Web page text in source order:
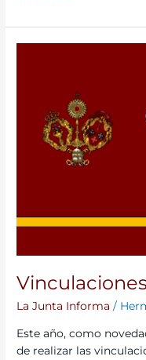
La Junta Informa /
Este año, como
de realizar las